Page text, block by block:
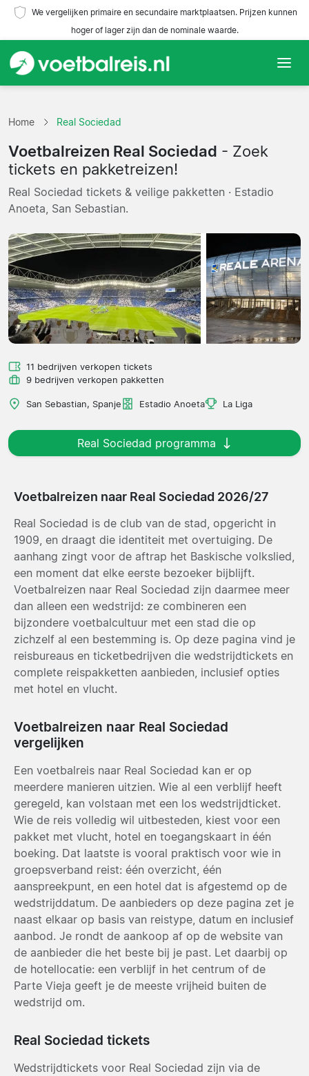
We vergelijken primaire en secundaire marktplaatsen. Prijzen kunnen
hoger of lager zijn dan de nominale waarde.
Teams
Competities
Reisorganisaties
Home Real Sociedad
Voetbalreizen Real Sociedad - Zoek
tickets en pakketreizen!
Real Sociedad tickets & veilige pakketten · Estadio
Anoeta, San Sebastian.
11 bedrijven verkopen tickets
9 bedrijven verkopen pakketten
San Sebastian, Spanje Estadio Anoeta La Liga
Real Sociedad programma
Voetbalreizen naar Real Sociedad 2026/27
Real Sociedad is de club van de stad, opgericht in
1909, en draagt die identiteit met overtuiging. De
aanhang zingt voor de aftrap het Baskische volkslied,
een moment dat elke eerste bezoeker bijblijft.
Voetbalreizen naar Real Sociedad zijn daarmee meer
dan alleen een wedstrijd: ze combineren een
bijzondere voetbalcultuur met een stad die op
zichzelf al een bestemming is. Op deze pagina vind je
reisbureaus en ticketbedrijven die wedstrijdtickets en
complete reispakketten aanbieden, inclusief opties
met hotel en vlucht.
Voetbalreizen naar Real Sociedad
vergelijken
Een voetbalreis naar Real Sociedad kan er op
meerdere manieren uitzien. Wie al een verblijf heeft
geregeld, kan volstaan met een los wedstrijdticket.
Wie de reis volledig wil uitbesteden, kiest voor een
pakket met vlucht, hotel en toegangskaart in één
boeking. Dat laatste is vooral praktisch voor wie in
groepsverband reist: één overzicht, één
aanspreekpunt, en een hotel dat is afgestemd op de
wedstrijddatum. De aanbieders op deze pagina zet je
naast elkaar op basis van reistype, datum en inclusief
aanbod. Je rondt de aankoop af op de website van
de aanbieder die het beste bij je past. Let daarbij op
de hotellocatie: een verblijf in het centrum of de
Parte Vieja geeft je de meeste vrijheid buiten de
wedstrijd om.
Real Sociedad tickets
Wedstrijdtickets voor Real Sociedad zijn via de